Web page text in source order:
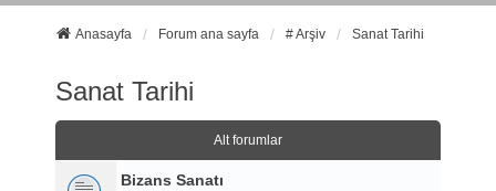
Anasayfa Forum ana sayfa # Arşiv Sanat Tarihi
Sanat Tarihi
Alt forumlar
Bizans Sanatı